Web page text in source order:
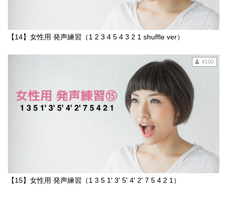
【14】女性用 発声練習（1 2 3 4 5 4 3 2 1 shuffle ver）
【15】女性用 発声練習（1 3 5 1' 3' 5' 4' 2' 7 5 4 2 1）
¥100